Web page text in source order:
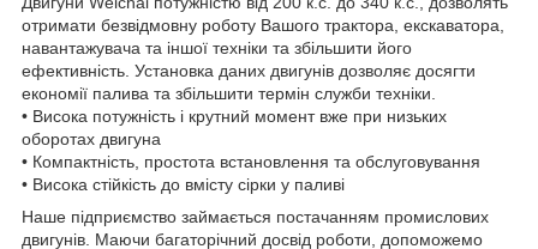
отримати безвідмовну роботу Вашого трактора, екскаватора,
навантажувача та іншої техніки та збільшити його
ефективність. Установка даних двигунів дозволяє досягти
економії палива та збільшити термін служби техніки.
• Висока потужність і крутний момент вже при низьких
оборотах двигуна
• Компактність, простота встановлення та обслуговування
• Висока стійкість до вмісту сірки у паливі
Наше підприємство займається постачанням промислових
двигунів. Маючи багаторічний досвід роботи, допоможемо